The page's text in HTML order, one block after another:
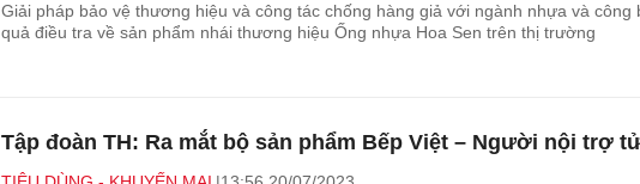
Giải pháp bảo vệ thương hiệu và công tác chống hàng giả với ngành nhựa và công
quả điều tra về sản phẩm nhái thương hiệu Ống nhựa Hoa Sen trên thị trường
Tập đoàn TH: Ra mắt bộ sản phẩm Bếp Việt – Người nội trợ